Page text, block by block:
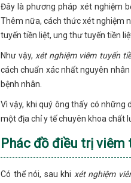
Đây là phương pháp xét nghiệm
Thêm nữa, cách thức xét nghiệm
tuyến tiền liệt, ung thư tuyến tiền
Như vậy, xét nghiệm viêm tuyến
cách chuẩn xác nhất nguyên
bệnh nhân.
Vì vậy, khi quý ông thấy có những
một địa chỉ y tế chuyên khoa chất
Phác đồ điều trị
Có thể nói, sau khi xét nghiệm